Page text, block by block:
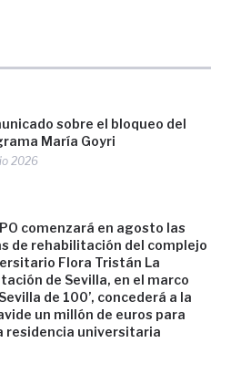
sobre el bloqueo del
María Goyri
2026
comenzará en agosto las
de rehabilitación del complejo
Flora Tristán La
de Sevilla, en el marco
de 100’, concederá a la
un millón de euros para
residencia universitaria